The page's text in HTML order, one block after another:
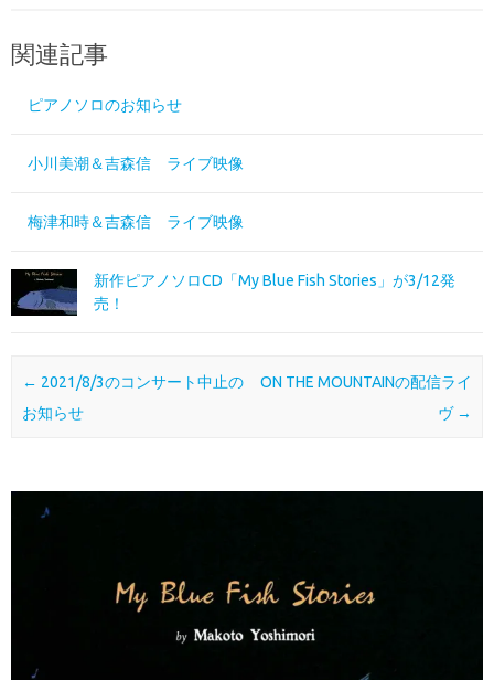
関連記事
ピアノソロのお知らせ
小川美潮＆吉森信 ライブ映像
梅津和時＆吉森信 ライブ映像
新作ピアノソロCD「My Blue Fish Stories」が3/12発
売！
投稿ナビゲーション
← 2021/8/3のコンサート中止の
お知らせ
ON THE MOUNTAINの配信ライ
ヴ →